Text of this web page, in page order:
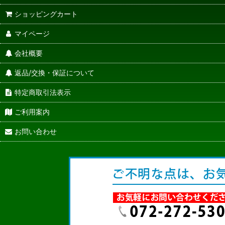
ショッピングカート
マイページ
会社概要
返品/交換・保証について
特定商取引法表示
ご利用案内
お問い合わせ